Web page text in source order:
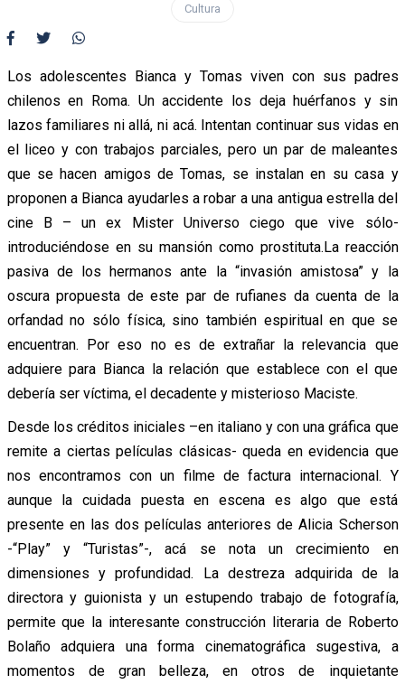
Cultura
Los adolescentes Bianca y Tomas viven con sus padres
chilenos en Roma. Un accidente los deja huérfanos y sin
lazos familiares ni allá, ni acá. Intentan continuar sus vidas en
el liceo y con trabajos parciales, pero un par de maleantes
que se hacen amigos de Tomas, se instalan en su casa y
proponen a Bianca ayudarles a robar a una antigua estrella del
cine B – un ex Mister Universo ciego que vive sólo-
introduciéndose en su mansión como prostituta.La reacción
pasiva de los hermanos ante la “invasión amistosa” y la
oscura propuesta de este par de rufianes da cuenta de la
orfandad no sólo física, sino también espiritual en que se
encuentran. Por eso no es de extrañar la relevancia que
adquiere para Bianca la relación que establece con el que
debería ser víctima, el decadente y misterioso Maciste.
Desde los créditos iniciales –en italiano y con una gráfica que
remite a ciertas películas clásicas- queda en evidencia que
nos encontramos con un filme de factura internacional. Y
aunque la cuidada puesta en escena es algo que está
presente en las dos películas anteriores de Alicia Scherson
-“Play” y “Turistas”-, acá se nota un crecimiento en
dimensiones y profundidad. La destreza adquirida de la
directora y guionista y un estupendo trabajo de fotografía,
permite que la interesante construcción literaria de Roberto
Bolaño adquiera una forma cinematográfica sugestiva, a
momentos de gran belleza, en otros de inquietante